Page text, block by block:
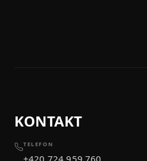
KONTAKT
TELEFON
+420 724 959 760